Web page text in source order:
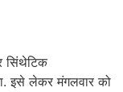
सिंथेटिक
इसे लेकर मंगलवार को